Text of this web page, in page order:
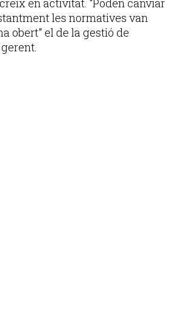
les normatives van
obert” el de la gestió de